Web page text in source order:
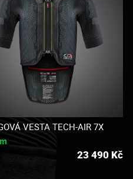
VESTA TECH-AIR 7X
23 490 Kč